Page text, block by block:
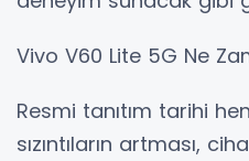
Vivo V60 Lite 5G Ne
Resmi tanıtım tarihi
sızıntıların artması,